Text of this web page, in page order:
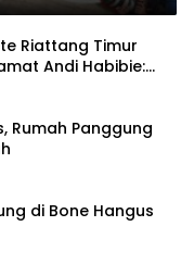
Riattang Timur
Andi Habibie:
Saja
Rumah Panggung
di Bone Hangus